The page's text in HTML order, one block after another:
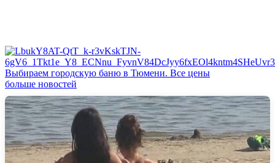
Выбираем городскую баню в Тюмени. Все цены
больше новостей